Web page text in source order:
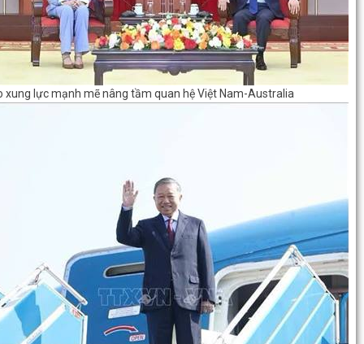
xung lực mạnh mẽ nâng tầm quan hệ Việt Nam-Australia